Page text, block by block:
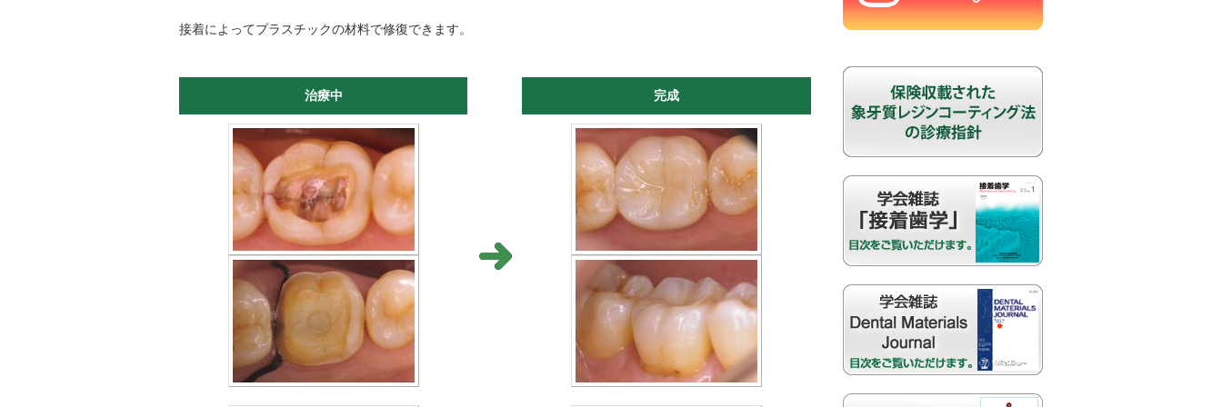
接着によってプラスチックの材料で修復できます。
治療中 完成